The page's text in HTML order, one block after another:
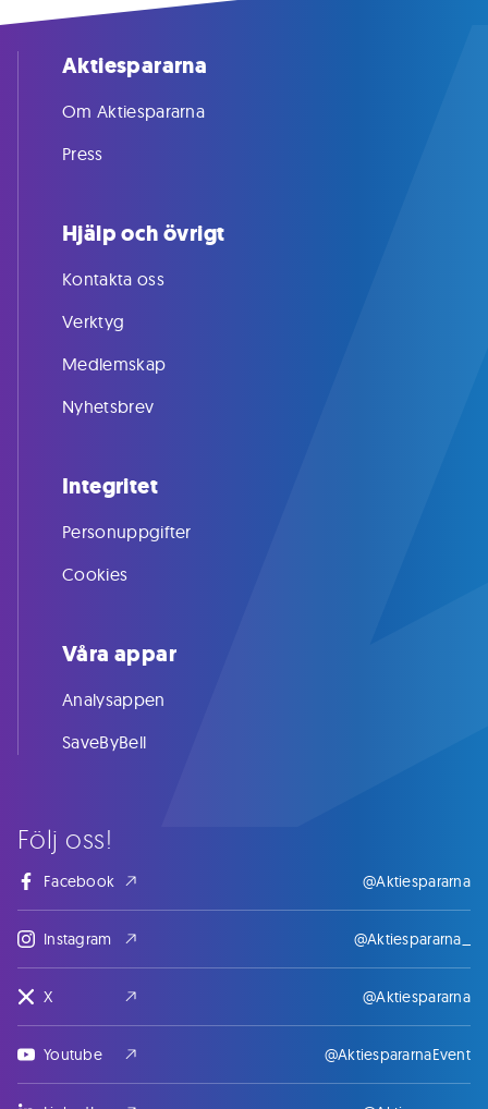
Följ oss!
Facebook @Aktiespararna
Instagram @Aktiespararna_
X @Aktiespararna
Youtube @AktiespararnaEvent
Aktiespararna
Om Aktiespararna
Press
Hjälp och övrigt
Kontakta oss
Verktyg
Medlemskap
Nyhetsbrev
Integritet
Personuppgifter
Cookies
Våra appar
Analysappen
SaveByBell